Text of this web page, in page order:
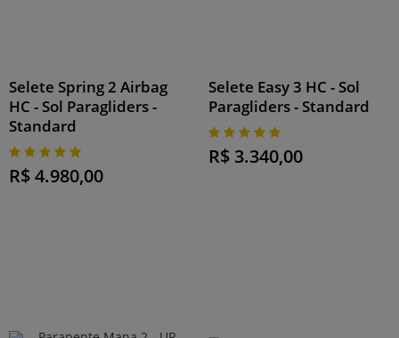
Selete Spring 2 Airbag
HC - Sol Paragliders -
Standard
R$ 4.980,00
Selete Easy 3 HC - Sol
Paragliders - Standard
R$ 3.340,00